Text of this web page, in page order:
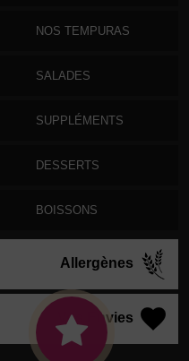
NOS TEMPURAS
SALADES
SUPPLÉMENTS
DESSERTS
BOISSONS
Allergènes
Vos Envies